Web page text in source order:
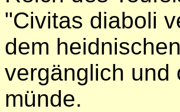
"Civitas diaboli
dem
vergänglich und
münde.